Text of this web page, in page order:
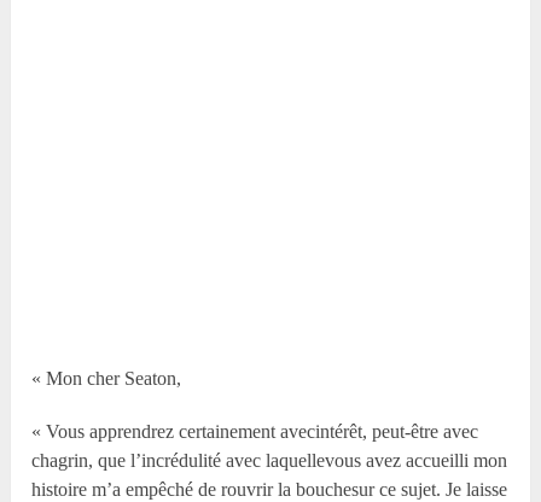
« Mon cher Seaton,
« Vous apprendrez certainement avecintérêt, peut-être avec
chagrin, que l’incrédulité avec laquellevous avez accueilli mon
histoire m’a empêché de rouvrir la bouchesur ce sujet. Je laisse